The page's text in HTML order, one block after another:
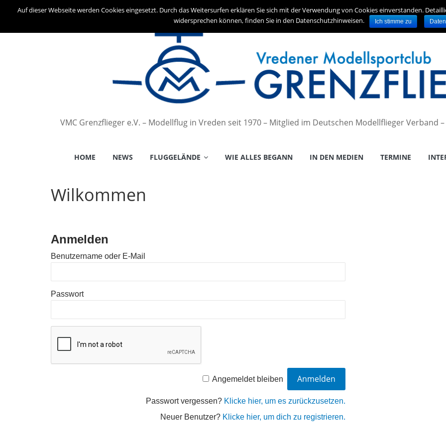
VMC Grenzflieger e.V. – Modellflug in Vreden seit 1970 – Mitglied im Deutschen Modellflieger Verband
HOME NEWS FLUGGELÄNDE WIE ALLES BEGANN IN DEN MEDIEN TERMINE
Wilkommen
Anmelden
Benutzername oder E-Mail
Passwort
Angemeldet bleiben
Passwort vergessen? Klicke hier, um es zurückzusetzen.
Neuer Benutzer? Klicke hier, um dich zu registrieren.
Auf dieser Webseite werden Cookies eingesetzt. Durch das Weitersurfen erklären Sie sich mit der Verwendung von Cookies einverstanden.
widersprechen können, finden Sie in den Datenschutzhinweisen.
Ich stimme zu